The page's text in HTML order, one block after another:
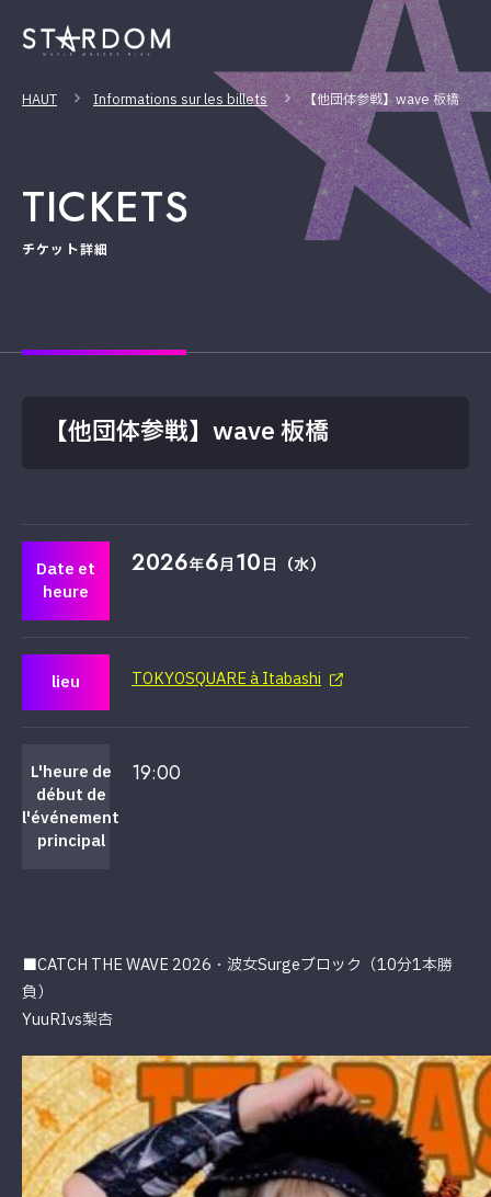
HAUT Informations sur les billets 【他団体参戦】wave 板橋
TICKETS
チケット詳細
【他団体参戦】wave 板橋
Date et
heure
2026年6月10日（水）
lieu TOKYOSQUARE à Itabashi
L'heure de
début de
l'événement
principal
19:00
■CATCH THE WAVE 2026・波女Surgeブロック（10分1本勝
負）
YuuRIvs梨杏